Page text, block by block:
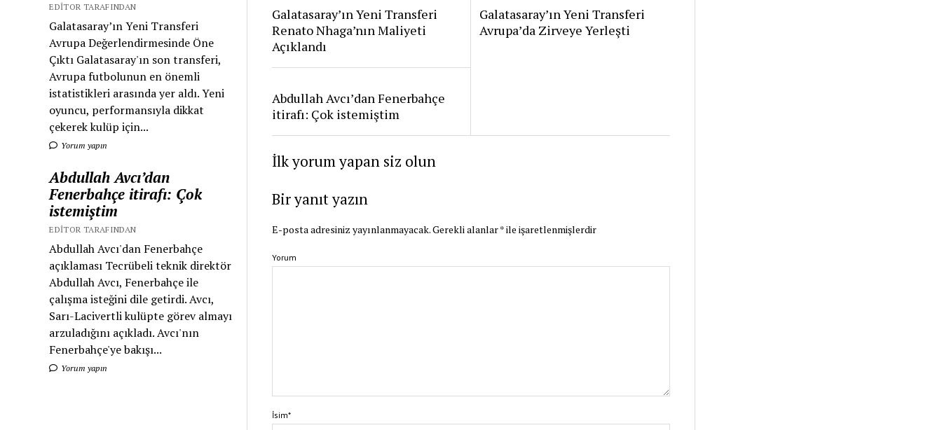
EDITOR TARAFINDAN
Galatasaray’ın Yeni Transferi
Avrupa Değerlendirmesinde Öne
Çıktı Galatasaray'ın son transferi,
Avrupa futbolunun en önemli
istatistikleri arasında yer aldı. Yeni
oyuncu, performansıyla dikkat
çekerek kulüp için...
Yorum yapın
Abdullah Avcı’dan
Fenerbahçe itirafı: Çok
istemiştim
EDITOR TARAFINDAN
Abdullah Avcı'dan Fenerbahçe
açıklaması Tecrübeli teknik direktör
Abdullah Avcı, Fenerbahçe ile
çalışma isteğini dile getirdi. Avcı,
Sarı-Lacivertli kulüpte görev almayı
arzuladığını açıkladı. Avcı'nın
Fenerbahçe'ye bakışı...
Yorum yapın
Galatasaray’ın Yeni Transferi
Renato Nhaga’nın Maliyeti
Açıklandı
Galatasaray’ın Yeni Transferi
Avrupa’da Zirveye Yerleşti
Abdullah Avcı’dan Fenerbahçe
itirafı: Çok istemiştim
İlk yorum yapan siz olun
Bir yanıt yazın
E-posta adresiniz yayınlanmayacak.Gerekli alanlar*ile işaretlenmişlerdir
Yorum
İsim*